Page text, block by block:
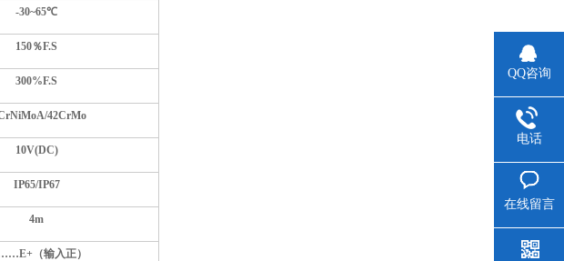
-30~65℃
150％F.S
300%F.S
42CrMo
10V(DC)
IP65/IP67
4m
（输入正）
QQ咨询
电话
在线留言